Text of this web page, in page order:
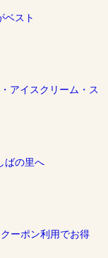
ベスト
アイスクリーム・ス
ばの里へ
ーポン利用でお得